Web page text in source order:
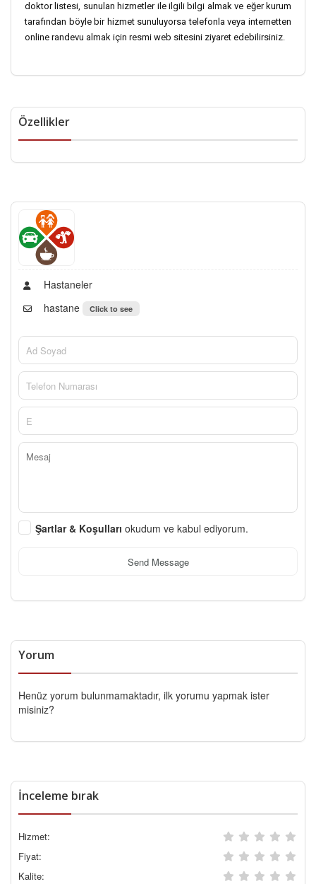
doktor listesi, sunulan hizmetler ile ilgili bilgi almak ve eğer kurum
tarafından böyle bir hizmet sunuluyorsa telefonla veya internetten
online randevu almak için resmi web sitesini ziyaret edebilirsiniz.
Özellikler
Hastaneler
hastane
Click to see
Şartlar & Koşulları okudum ve kabul ediyorum.
Send Message
Yorum
Henüz yorum bulunmamaktadır, ilk yorumu yapmak ister
misiniz?
İnceleme bırak
Hizmet:
Fiyat:
Kalite: